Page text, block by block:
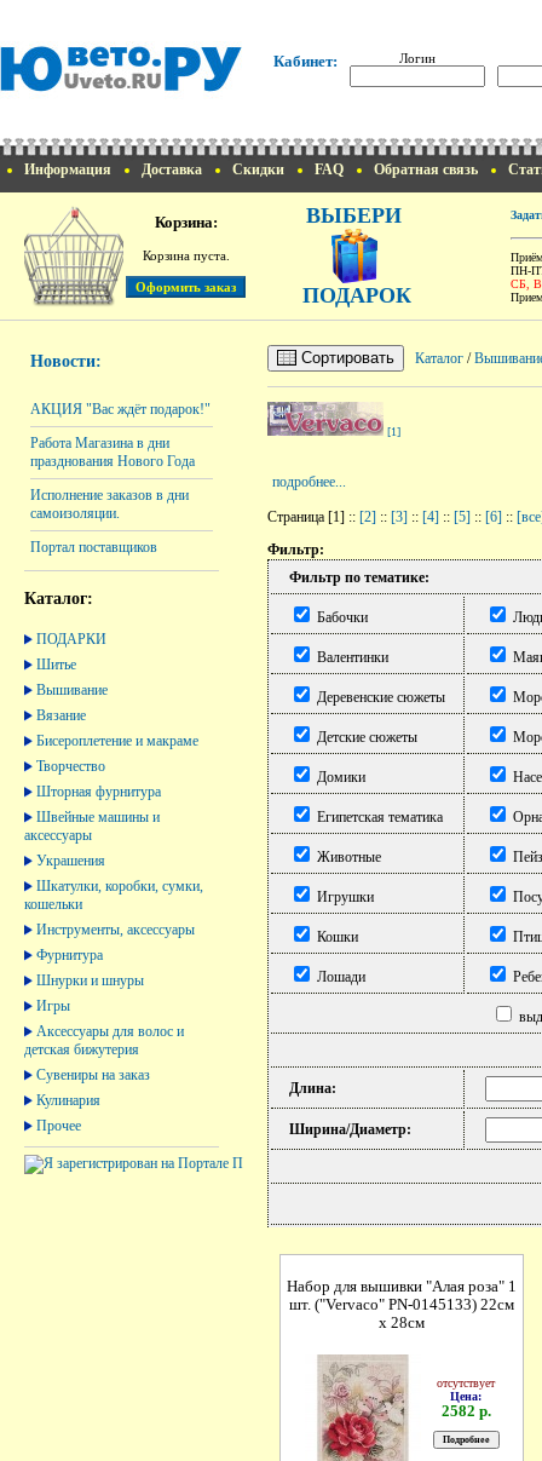
Кабинет: Логин
Информация Доставка Скидки FAQ Обратная связь
Корзина:
Корзина пуста.
ВЫБЕРИ
ПОДАРОК
ПН-
СБ,
Новости:
АКЦИЯ "Вас ждёт подарок!"
Работа Магазина в дни
празднования Нового Года
Исполнение заказов в дни
самоизоляции.
Портал поставщиков
Каталог:
ПОДАРКИ
Шитье
Вышивание
Вязание
Бисероплетение и макраме
Творчество
Шторная фурнитура
Швейные машины и
аксессуары
Украшения
Шкатулки, коробки, сумки,
кошельки
Инструменты, аксессуары
Фурнитура
Шнурки и шнуры
Игры
Аксессуары для волос и
детская бижутерия
Сувениры на заказ
Кулинария
Прочее
Сортировать Каталог /
[1]
подробнее...
Страница [1] :: [2] :: [3] :: [4] :: [5] :: [6] ::
Фильтр:
Фильтр по тематике:
Бабочки
Валентинки
Деревенские сюжеты
Детские сюжеты
Домики
Египетская тематика
Животные
Игрушки
Кошки
Лошади
Длина:
Ширина/Диаметр:
Набор для вышивки "Алая роза" 1
шт. ("Vervaco" PN-0145133) 22см
х 28см
отсутствует
Цена:
2582 р.